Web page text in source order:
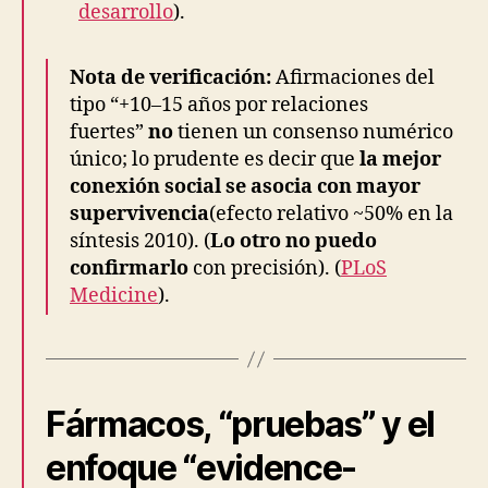
desarrollo).
Nota de verificación:Afirmaciones del
tipo “+10–15 años por relaciones
fuertes” notienen un consenso numérico
único; lo prudente es decir que la mejor
conexión social se asocia con mayor
supervivencia(efecto relativo ~50% en la
síntesis 2010). (Lo otro no puedo
confirmarlo con precisión). (PLoS
Medicine).
Fármacos, “pruebas” y el
enfoque “evidence-